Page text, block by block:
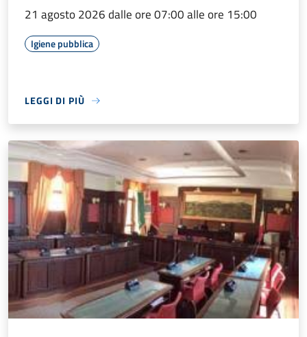
21 agosto 2026 dalle ore 07:00 alle ore 15:00
Igiene pubblica
LEGGI DI PIÙ